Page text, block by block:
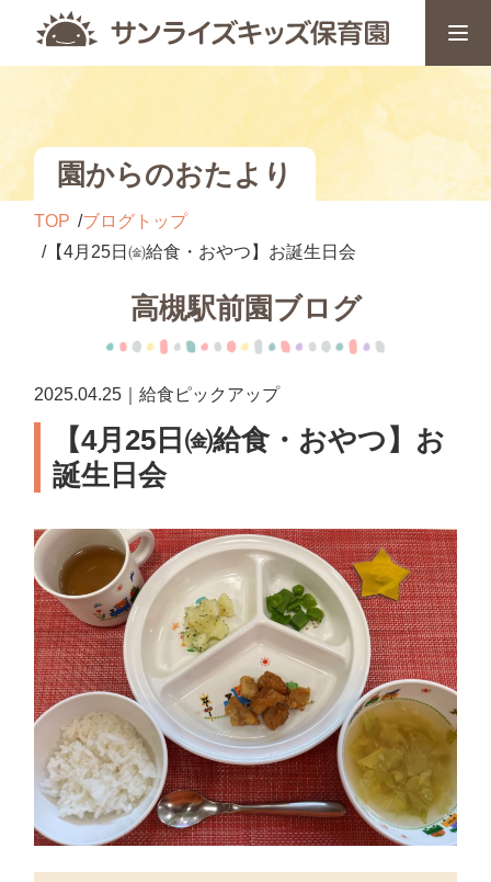
園からのおたより
TOP
ブログトップ
【4月25日㈮給食・おやつ】お誕生日会
高槻駅前園ブログ
2025.04.25｜給食ピックアップ
【4月25日㈮給食・おやつ】お
誕生日会